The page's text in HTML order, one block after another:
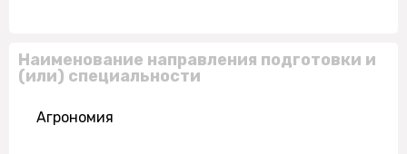
Наименование направления подготовки и
(или) специальности
Агрономия